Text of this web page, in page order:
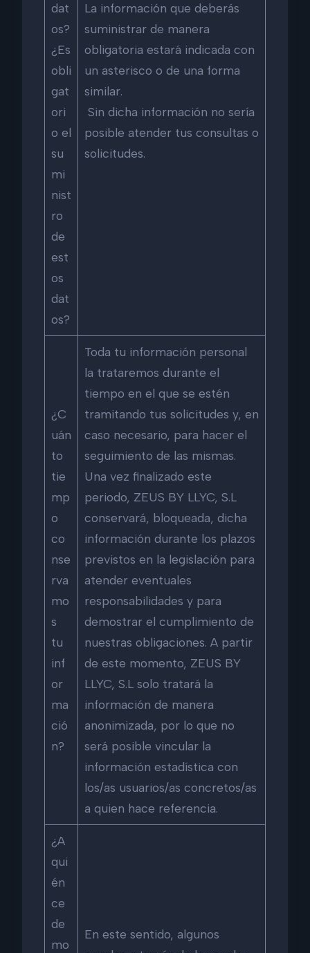
dat
os?
¿Es
obli
gat
ori
o el
su
mi
nist
ro
de
est
os
dat
os?
La información que deberás
suministrar de manera
obligatoria estará indicada con
un asterisco o de una forma
similar.
Sin dicha información no sería
posible atender tus consultas o
solicitudes.
¿C
uán
to
tie
mp
o
co
nse
rva
mo
s
tu
inf
or
ma
ció
n?
Toda tu información personal
la trataremos durante el
tiempo en el que se estén
tramitando tus solicitudes y, en
caso necesario, para hacer el
seguimiento de las mismas.
Una vez finalizado este
periodo, ZEUS BY LLYC, S.L
conservará, bloqueada, dicha
información durante los plazos
previstos en la legislación para
atender eventuales
responsabilidades y para
demostrar el cumplimiento de
nuestras obligaciones. A partir
de este momento, ZEUS BY
LLYC, S.L solo tratará la
información de manera
anonimizada, por lo que no
será posible vincular la
información estadística con
los/as usuarios/as concretos/as
a quien hace referencia.
¿A
qui
én
ce
de
mo
En este sentido, algunos